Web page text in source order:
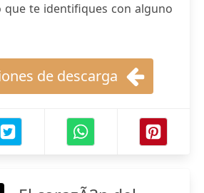
que te identifiques con alguno
de descarga